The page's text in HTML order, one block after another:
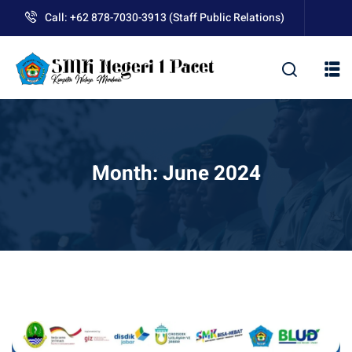
content
Call: +62 878-7030-3913 (Staff Public Relations)
Month:June 2024